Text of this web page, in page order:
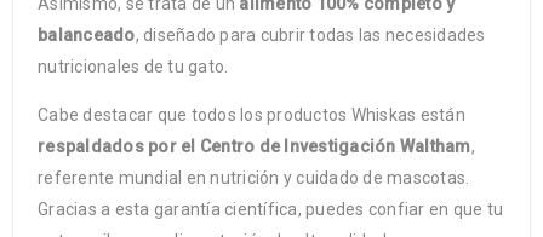
balanceado, diseñado para cubrir todas las necesidades
nutricionales de tu gato.
Cabe destacar que todos los productos Whiskas están
respaldados por el Centro de Investigación Waltham,
referente mundial en nutrición y cuidado de mascotas.
Gracias a esta garantía científica, puedes confiar en que tu